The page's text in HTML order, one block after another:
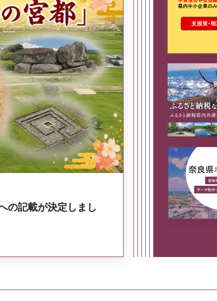
の記載が決定しまし
県広報誌「県民だより奈良」
2026年8月号
奈良県政策集